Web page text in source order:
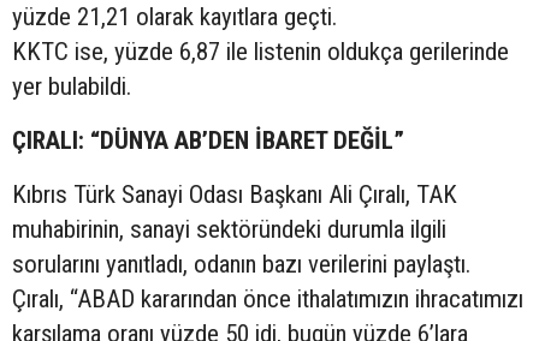
yüzde 21,21 olarak kayıtlara geçti.
KKTC ise, yüzde 6,87 ile listenin oldukça gerilerinde
yer bulabildi.
ÇIRALI: “DÜNYA AB’DEN İBARET DEĞİL”
Kıbrıs Türk Sanayi Odası Başkanı Ali Çıralı, TAK
muhabirinin, sanayi sektöründeki durumla ilgili
sorularını yanıtladı, odanın bazı verilerini paylaştı.
Çıralı, “ABAD kararından önce ithalatımızın ihracatımızı
karşılama oranı yüzde 50 idi, bugün yüzde 6’lara